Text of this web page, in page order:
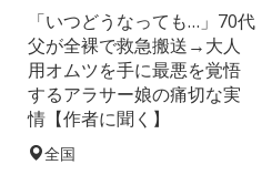
「いつどうなっても…」70代
父が全裸で救急搬送→大人
用オムツを手に最悪を覚悟
するアラサー娘の痛切な実
情【作者に聞く】
全国